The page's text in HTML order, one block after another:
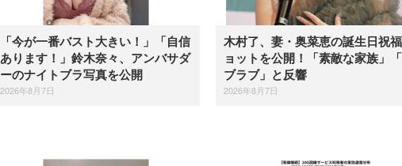
「今が一番バスト大きい！」「自信
あります！」鈴木奈々、アンバサダ
ーのナイトブラ写真を公開
2026年8月7日
木村了、妻・奥菜恵の誕生日祝
ョットを公開！「素敵な家族」
ブラブ」と反響
2026年8月7日